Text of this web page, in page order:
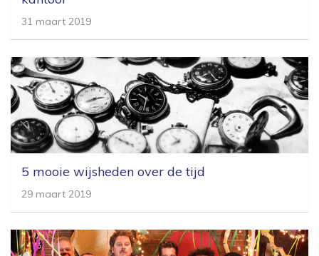
31 maart 2019
5 mooie wijsheden over de tijd
29 maart 2019